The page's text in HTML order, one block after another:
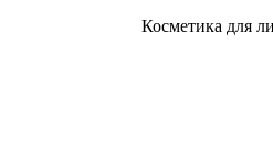
Косметика для